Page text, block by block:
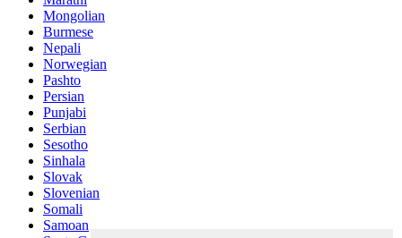
Mongolian
Burmese
Nepali
Norwegian
Pashto
Persian
Punjabi
Serbian
Sesotho
Sinhala
Slovak
Slovenian
Somali
Samoan